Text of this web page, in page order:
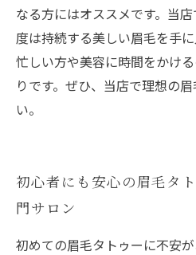
なる方にはオススメです。当
度は持続する美しい眉毛を手に
忙しい方や美容に時間をかけ
りです。ぜひ、当店で理想の
い。
初心者にも安心の眉毛タ
門サロン
初めての眉毛タトゥーに不安